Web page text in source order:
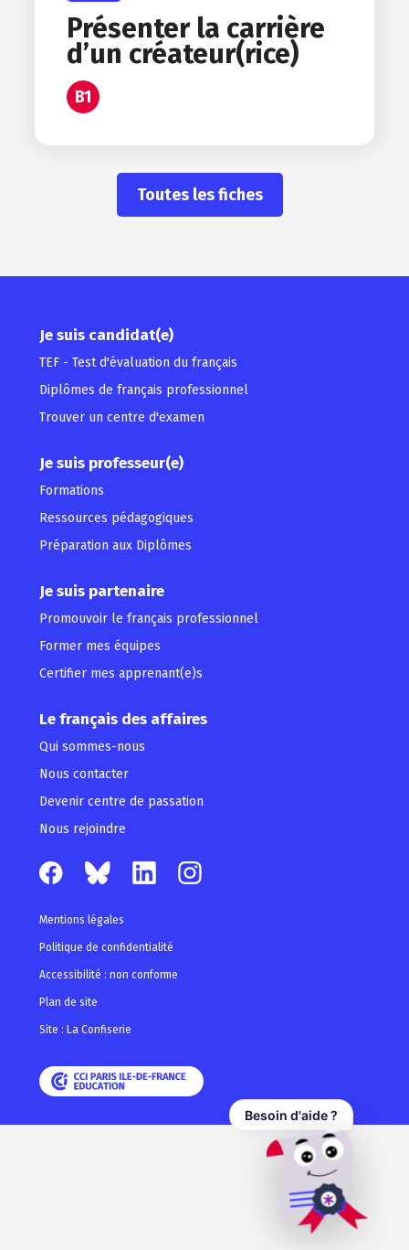
Présenter la carrière
d’un créateur(rice)
B1
Toutes les fiches
Je suis candidat(e)
TEF - Test d'évaluation du français
Diplômes de français professionnel
Trouver un centre d'examen
Je suis professeur(e)
Formations
Ressources pédagogiques
Préparation aux Diplômes
Je suis partenaire
Promouvoir le français professionnel
Former mes équipes
Certifier mes apprenant(e)s
Le français des affaires
Qui sommes-nous
Nous contacter
Devenir centre de passation
Nous rejoindre
Mentions légales
Politique de confidentialité
Accessibilité : non conforme
Plan de site
Site : La Confiserie
Besoin d'aide ?